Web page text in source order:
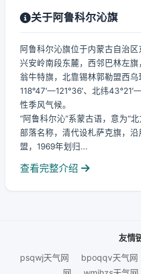
关于阿鲁科尔沁旗
阿鲁科尔沁旗位于内蒙古自治
兴安岭南段东麓，西邻巴林左
翁牛特旗，北靠锡林郭勒盟西
118°47′—121°36′、北纬
性季风气候。
“阿鲁科尔沁”系蒙古语，意为“
部落名称，清代设札萨克旗，
盟，1969年划归...
查看完整介绍
友情
psqwj天气网
bpoqqv天气网